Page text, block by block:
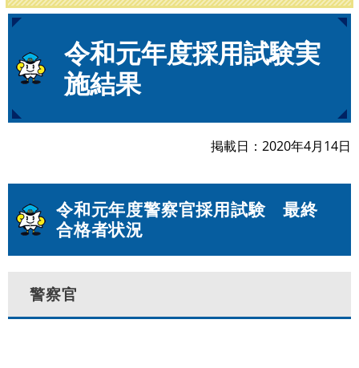
で
す
ば
し
へ
文
令和元年度採用試験実
施結果
掲載日 2020年4月14日
令和元年度警察官採用試験 最終
合格者状況
警察官